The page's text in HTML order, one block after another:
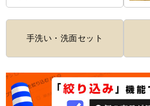
手洗い・洗面セット